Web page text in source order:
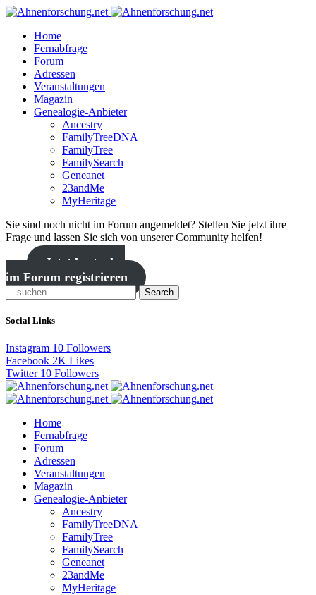
Home
Fernabfrage
Forum
Adressen
Veranstaltungen
Magazin
Genealogie-Anbieter
Ancestry
FamilyTreeDNA
FamilyTree
FamilySearch
Geneanet
23andMe
MyHeritage
Sie sind noch nicht im Forum angemeldet? Stellen Sie jetzt ihre
Frage und lassen Sie sich von unserer Community helfen!
Jetzt kostenlos
im Forum registrieren
Search
Social Links
Instagram 10 Followers
Facebook 2K Likes
Twitter 10 Followers
Home
Fernabfrage
Forum
Adressen
Veranstaltungen
Magazin
Genealogie-Anbieter
Ancestry
FamilyTreeDNA
FamilyTree
FamilySearch
Geneanet
23andMe
MyHeritage